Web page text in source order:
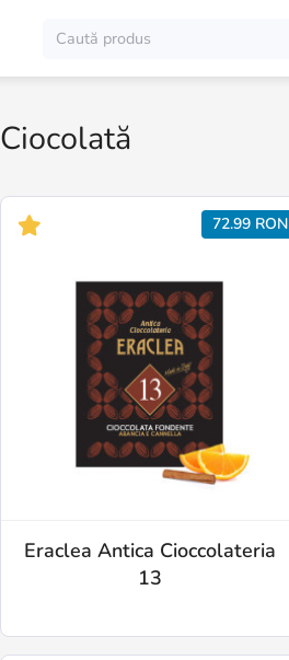
Ciocolată
72.99 RON
Eraclea Antica Cioccolateria
13